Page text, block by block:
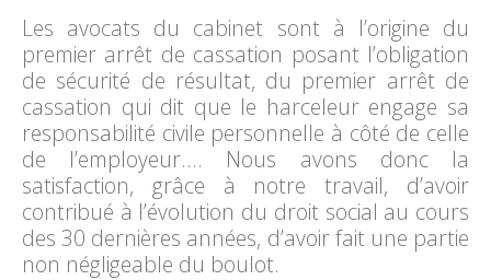
Les avocats du cabinet sont à l’origine du
premier arrêt de cassation posant l’obligation
de sécurité de résultat, du premier arrêt de
cassation qui dit que le harceleur engage sa
responsabilité civile personnelle à côté de celle
de l’employeur…. Nous avons donc la
satisfaction, grâce à notre travail, d’avoir
contribué à l’évolution du droit social au cours
des 30 dernières années, d’avoir fait une partie
non négligeable du boulot.